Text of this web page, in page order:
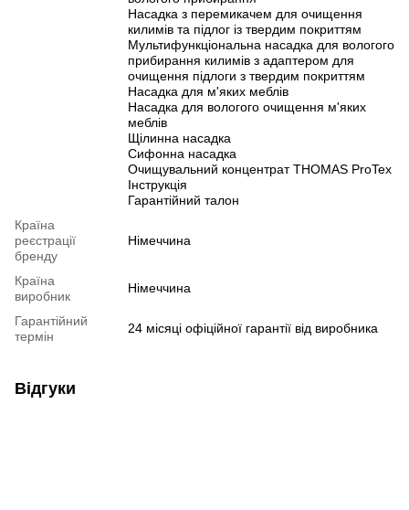
Насадка з перемикачем для очищення
килимів та підлог із твердим покриттям
Мультифункціональна насадка для вологого
прибирання килимів з адаптером для
очищення підлоги з твердим покриттям
Насадка для м'яких меблів
Насадка для вологого очищення м'яких
меблів
Щілинна насадка
Сифонна насадка
Очищувальний концентрат THOMAS ProTex
Інструкція
Гарантійний талон
Країна
реєстрації
бренду
Німеччина
Країна
виробник
Німеччина
Гарантійний
термін
24 місяці офіційної гарантії від виробника
Відгуки